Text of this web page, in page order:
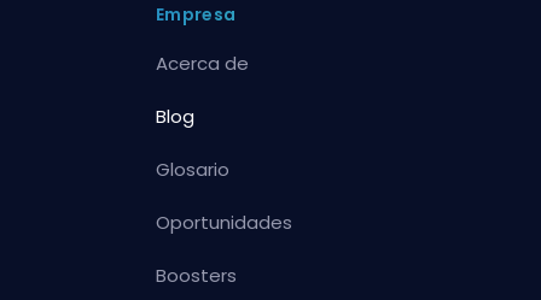
Empresa
Acerca de
Blog
Glosario
Oportunidades
Boosters